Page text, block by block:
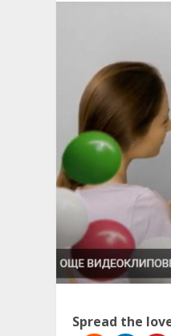
Spread the